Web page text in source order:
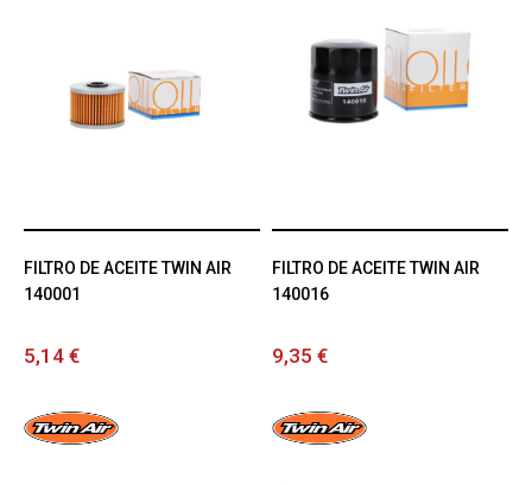
FILTRO DE ACEITE TWIN AIR
140001
5,14 €
FILTRO DE ACEITE TWIN AIR
140016
9,35 €